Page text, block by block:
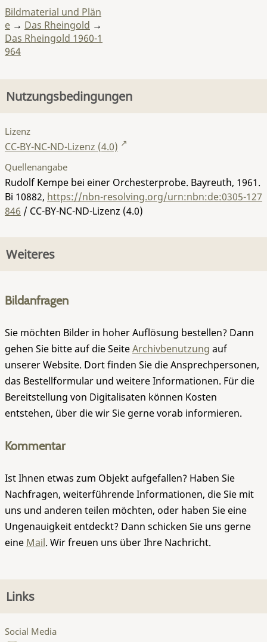
Bildmaterial und Plän
e → Das Rheingold →
Das Rheingold 1960-1
964
Nutzungsbedingungen
Lizenz
CC-BY-NC-ND-Lizenz (4.0)
Quellenangabe
Rudolf Kempe bei einer Orchesterprobe. Bayreuth, 1961.
Bi 10882, https://nbn-resolving.org/urn:nbn:de:0305-127
846 / CC-BY-NC-ND-Lizenz (4.0)
Weiteres
Bildanfragen
Sie möchten Bilder in hoher Auflösung bestellen? Dann
gehen Sie bitte auf die SeiteArchivbenutzung auf
unserer Website. Dort finden Sie die Ansprechpersonen,
das Bestellformular und weitere Informationen. Für die
Bereitstellung von Digitalisaten können Kosten
entstehen, über die wir Sie gerne vorab informieren.
Kommentar
Ist Ihnen etwas zum Objekt aufgefallen? Haben Sie
Nachfragen, weiterführende Informationen, die Sie mit
uns und anderen teilen möchten, oder haben Sie eine
Ungenauigkeit entdeckt? Dann schicken Sie uns gerne
eine Mail. Wir freuen uns über Ihre Nachricht.
Links
Social Media